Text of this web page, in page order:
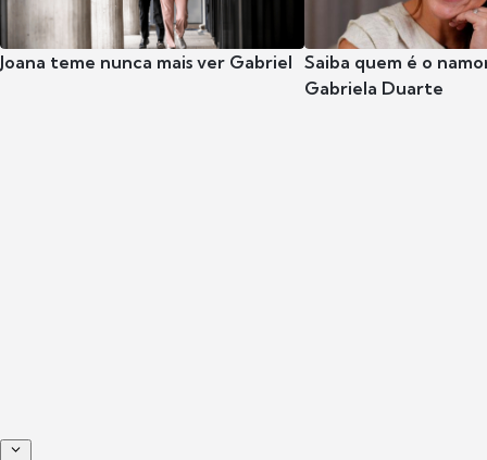
Joana teme nunca mais ver Gabriel Saiba quem é o
Gabriela Duarte